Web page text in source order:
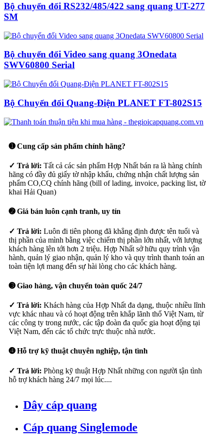
Bộ chuyển đổi RS232/485/422 sang quang UT-277
SM
Bộ chuyển đổi Video sang quang 3Onedata
SWV60800 Serial
Bộ Chuyển đổi Quang-Điện PLANET FT-802S15
➊ Cung cấp sản phẩm chính hãng?
✓ Trả lời: Tất cả các sản phẩm Hợp Nhất bán ra là hàng chính
hãng có đầy đủ giấy tờ nhập khẩu, chứng nhận chất lượng sản
phẩm CO,CQ chính hãng (bill of lading, invoice, packing list, tờ
khai Hải Quan)
➋ Giá bán luôn cạnh tranh, uy tín
✓ Trả lời: Luôn đi tiên phong đã khẳng định được tên tuổi và
thị phần của mình bằng việc chiếm thị phần lớn nhất, với lượng
khách hàng lên tới hơn 2 triệu. Hợp Nhất sở hữu quy trình vận
hành, quản lý giao nhận, quản lý kho và quy trình thanh toán an
toàn tiện lợi mang đến sự hài lòng cho các khách hàng.
➌ Giao hàng, vận chuyển toàn quốc 24/7
✓ Trả lời: Khách hàng của Hợp Nhất đa dạng, thuộc nhiều lĩnh
vực khác nhau và có hoạt động trên khắp lãnh thổ Việt Nam, từ
các công ty trong nước, các tập đoàn đa quốc gia hoạt động tại
Việt Nam, đến các tổ chức trực thuộc nhà nước.
➍ Hỗ trợ kỹ thuật chuyên nghiệp, tận tình
✓ Trả lời: Phòng kỹ thuật Hợp Nhất những con người tận tình
hỗ trợ khách hàng 24/7 mọi lúc....
Dây cáp quang
Cáp quang Singlemode